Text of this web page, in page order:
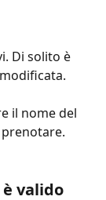
Di solito è
il nome del
valido